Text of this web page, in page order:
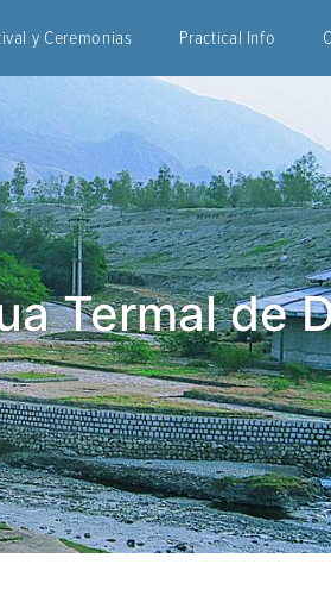
y Ceremonias Practical Info
Termal de